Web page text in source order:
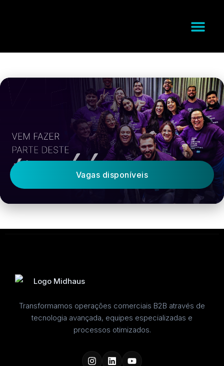
Vagas disponíveis
Transformamos operações comerciais B2B através de
tecnologia avançada, equipes especializadas e
processos otimizados.